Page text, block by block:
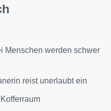
Menschen werden schwer
reist unerlaubt ein